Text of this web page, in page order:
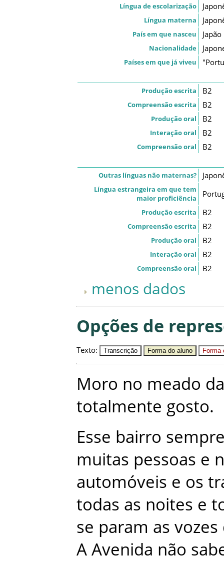
Língua de escolarização
Língua materna
País em que nasceu Japão
Nacionalidade
Países em que já viveu
Produção escrita B2
Compreensão escrita B2
Produção oral B2
Interação oral B2
Compreensão oral B2
Outras línguas não maternas?
Língua estrangeira em que tem
maior proficiência
Produção escrita B2
Compreensão escrita B2
Produção oral B2
Interação oral B2
Compreensão oral B2
menos dados
Opções de
Texto: Transcrição Forma do aluno Forma
Moro no meado da
totalmente gosto.
Esse bairro
muitas pessoas e
automóveis e os
todas as noites e
se param as vozes
A Avenida não